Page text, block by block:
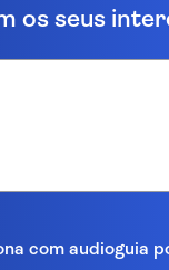
os seus
com audioguia